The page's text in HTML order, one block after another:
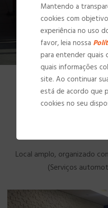
NOSSAS
Local amplo, organizado
(Serviços
Mantendo a
cookies com
experiência no uso
favor, leia nossa
para entender quais
quais informações
site. Ao continuar
está de acordo que
cookies no seu